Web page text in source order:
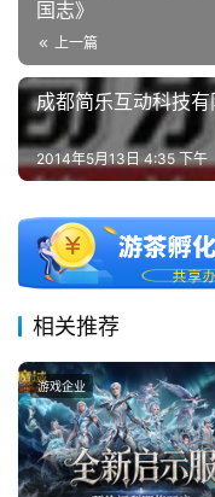
三
届
金
茶
奖
7
月
3
0
日
游
国志》
上一篇
成都简乐互动科技有
2014年5月13日 4:35 下午
相关推荐
游戏企业